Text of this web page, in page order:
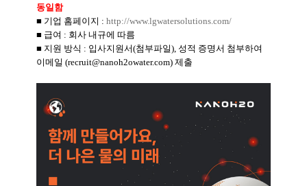
동일함
■ 기업 홈페이지 : http://www.lgwatersolutions.com/
■ 급여 : 회사 내규에 따름
■ 지원 방식 : 입사지원서(첨부파일), 성적 증명서 첨부하여
이메일 (recruit@nanoh2owater.com) 제출